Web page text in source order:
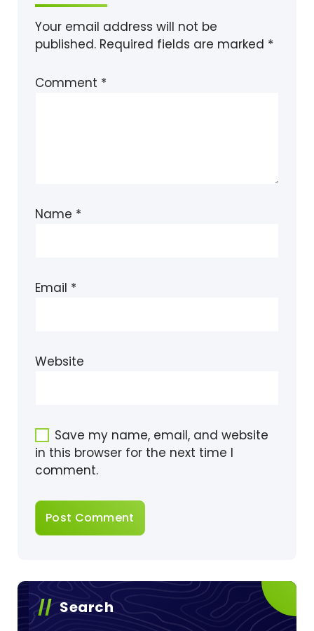
Your email address will not be
published. Required fields are marked *
Comment *
Name *
Email *
Website
Save my name, email, and website
in this browser for the next time I
comment.
Search